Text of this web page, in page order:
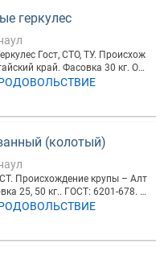
геркулес
Гост, СТО, ТУ. Происхож
край. Фасовка 30 кг. Отг
в любую точку Рос
ближнего и дальнего заруб
(колотый)
Происхождение крупы – Алт
25, 50 кг.. ГОСТ: 6201-678. О
транспортом в любую точку Р
ближнего и дальнего зар